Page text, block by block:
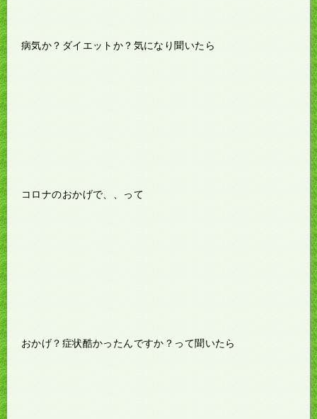
病気か？ダイエットか？気になり聞いたら
コロナのおかげで、、って
おかげ？症状酷かったんですか？って聞いたら